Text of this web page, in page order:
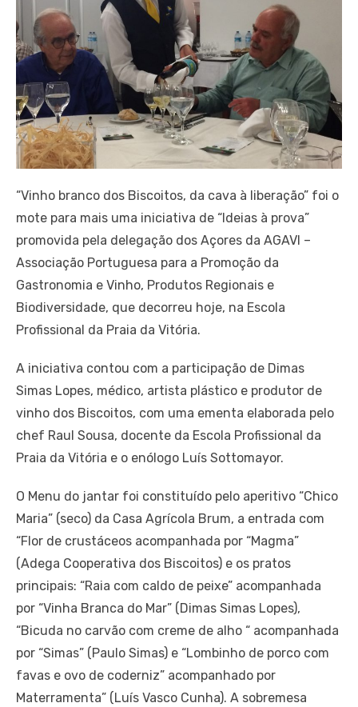
“Vinho branco dos Biscoitos, da cava à liberação” foi o
mote para mais uma iniciativa de “Ideias à prova”
promovida pela delegação dos Açores da AGAVI –
Associação Portuguesa para a Promoção da
Gastronomia e Vinho, Produtos Regionais e
Biodiversidade, que decorreu hoje, na Escola
Profissional da Praia da Vitória.
A iniciativa contou com a participação de Dimas
Simas Lopes, médico, artista plástico e produtor de
vinho dos Biscoitos, com uma ementa elaborada pelo
chef Raul Sousa, docente da Escola Profissional da
Praia da Vitória e o enólogo Luís Sottomayor.
O Menu do jantar foi constituído pelo aperitivo “Chico
Maria” (seco) da Casa Agrícola Brum, a entrada com
“Flor de crustáceos acompanhada por “Magma”
(Adega Cooperativa dos Biscoitos) e os pratos
principais: “Raia com caldo de peixe” acompanhada
por “Vinha Branca do Mar” (Dimas Simas Lopes),
“Bicuda no carvão com creme de alho “ acompanhada
por “Simas” (Paulo Simas) e “Lombinho de porco com
favas e ovo de coderniz” acompanhado por
Materramenta” (Luís Vasco Cunha). A sobremesa